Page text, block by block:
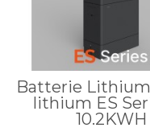
Batterie
lithium ES
10.2KWH